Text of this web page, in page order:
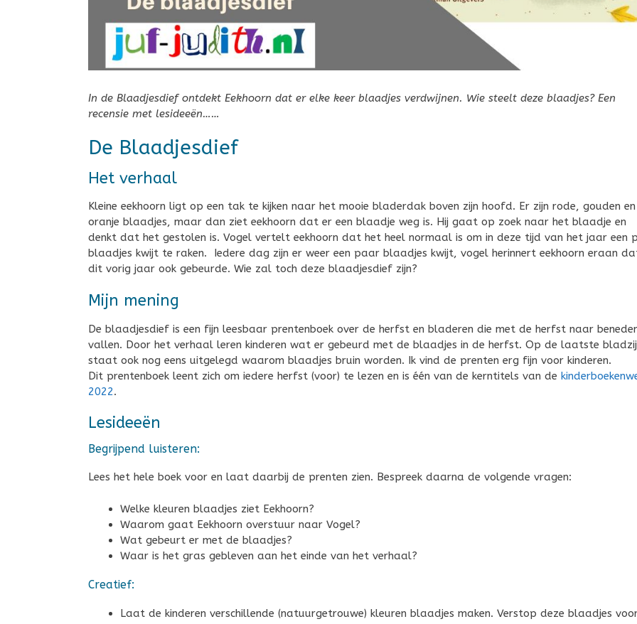
In de Blaadjesdief ontdekt Eekhoorn dat er elke keer blaadjes verdwijnen. Wie steelt deze blaadjes? Een
recensie met lesideeën……
De Blaadjesdief
Het verhaal
Kleine eekhoorn ligt op een tak te kijken naar het mooie bladerdak boven zijn hoofd. Er zijn rode, gouden en
oranje blaadjes, maar dan ziet eekhoorn dat er een blaadje weg is. Hij gaat op zoek naar het blaadje en
denkt dat het gestolen is. Vogel vertelt eekhoorn dat het heel normaal is om in deze tijd van het jaar een
blaadjes kwijt te raken. Iedere dag zijn er weer een paar blaadjes kwijt, vogel herinnert eekhoorn eraan
dit vorig jaar ook gebeurde. Wie zal toch deze blaadjesdief zijn?
Mijn mening
De blaadjesdief is een fijn leesbaar prentenboek over de herfst en bladeren die met de herfst naar
vallen. Door het verhaal leren kinderen wat er gebeurd met de blaadjes in de herfst. Op de laatste
staat ook nog eens uitgelegd waarom blaadjes bruin worden. Ik vind de prenten erg fijn voor kinderen.
Dit prentenboek leent zich om iedere herfst (voor) te lezen en is één van de kerntitels van de
2022.
Lesideeën
Begrijpend luisteren:
Lees het hele boek voor en laat daarbij de prenten zien. Bespreek daarna de volgende vragen:
Welke kleuren blaadjes ziet Eekhoorn?
Waarom gaat Eekhoorn overstuur naar Vogel?
Wat gebeurt er met de blaadjes?
Waar is het gras gebleven aan het einde van het verhaal?
Creatief:
Laat de kinderen verschillende (natuurgetrouwe) kleuren blaadjes maken. Verstop deze blaadjes